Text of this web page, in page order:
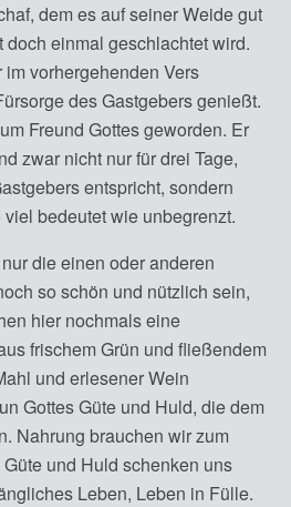
dem es auf seiner Weide gut
einmal geschlachtet wird.
vorhergehenden Vers
des Gastgebers genießt.
Freund Gottes geworden. Er
zwar nicht nur für drei Tage,
entspricht, sondern
bedeutet wie unbegrenzt.
die einen oder anderen
so schön und nützlich sein,
hier nochmals eine
frischem Grün und fließendem
und erlesener Wein
Gottes Güte und Huld, die dem
Nahrung brauchen wir zum
und Huld schenken uns
Leben, Leben in Fülle.